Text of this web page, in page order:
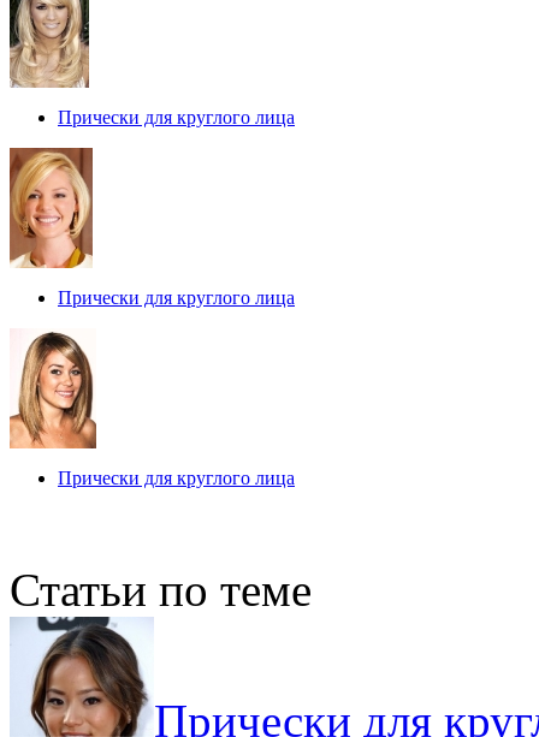
Прически для круглого лица
Прически для круглого лица
Прически для круглого лица
Статьи по теме
Прически для